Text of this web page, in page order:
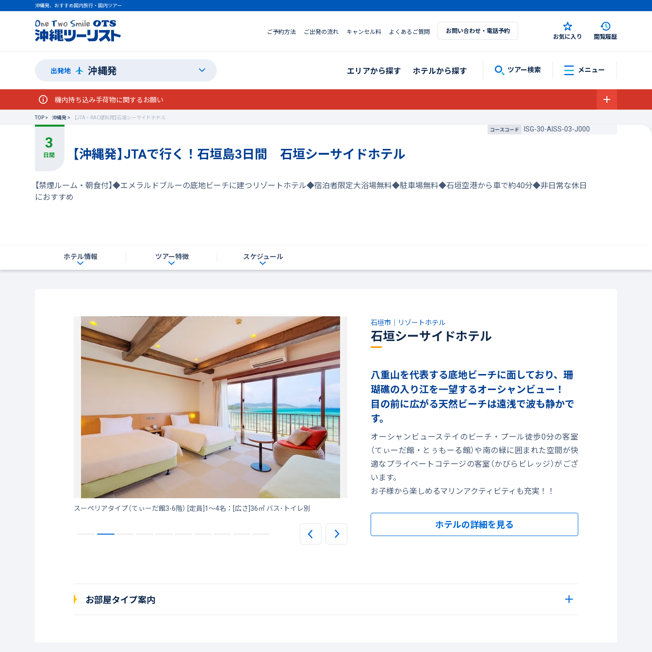
沖縄発、おすすめ国内旅行・国内ツアー
ご予約方法 ご出発の流れ キャンセル料 よくあるご質問 お問い合わせ・電話予約
お気に入り 閲覧履歴
出発地 沖縄発 エリアから探す ホテルから探す ツアー検索 メニュー
機内持ち込み手荷物に関するお願い
TOP 沖縄発
【JTA・RAC便利用】石垣シーサイドホテル
コースコード
ISG-30-AISS-03-J000
【沖縄発】JTAで行く！石垣島3日間 石垣シーサイドホテル
【禁煙ルーム・朝食付】◆エメラルドブルーの底地ビーチに建つリゾートホテル◆宿泊者限定大浴場無料◆駐車場無料◆石垣空港から車で約40分◆非日常な休日
におすすめ
ホテル情報 ツアー特徴 スケジュール
石垣市｜リゾートホテル
石垣シーサイドホテル
八重山を代表する底地ビーチに面しており、珊
瑚礁の入り江を一望するオーシャンビュー！
目の前に広がる天然ビーチは遠浅で波も静かで
す。
オーシャンビューステイのビーチ・プール徒歩0分の客室
（てぃーだ館・とぅもーる館）や南の緑に囲まれた空間が快
適なプライベートコテージの客室（かびらビレッジ）がござ
います。
お子様から楽しめるマリンアクティビティも充実！！
ホテルの詳細を見る
スーペリアタイプ（てぃーだ館3-6階） [定員]1～4名：[広さ]36㎡ バス･トイレ別
お部屋タイプ案内